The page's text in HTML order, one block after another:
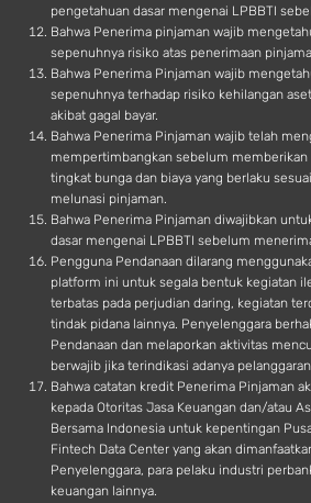
pengetahuan dasar mengenai LPBBTI
Bahwa Penerima pinjaman wajib
sepenuhnya risiko atas penerimaan
Bahwa Penerima Pinjaman wajib
sepenuhnya terhadap risiko kehilangan
akibat gagal bayar.
Bahwa Penerima Pinjaman wajib telah
mempertimbangkan sebelum memberikan
tingkat bunga dan biaya yang berlaku
melunasi pinjaman.
Bahwa Penerima Pinjaman diwajibkan
dasar mengenai LPBBTI sebelum
Pengguna Pendanaan dilarang
platform ini untuk segala bentuk kegiatan
terbatas pada perjudian daring, kegiatan
tindak pidana lainnya. Penyelenggara
Pendanaan dan melaporkan aktivitas
berwajib jika terindikasi adanya
Bahwa catatan kredit Penerima Pinjaman
kepada Otoritas Jasa Keuangan dan/atau
Bersama Indonesia untuk kepentingan
Fintech Data Center yang akan
Penyelenggara, para pelaku industri
keuangan lainnya.